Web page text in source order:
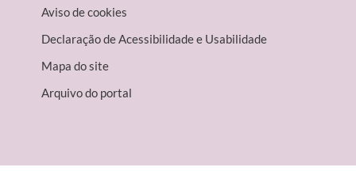
Aviso de cookies
Declaração de Acessibilidade e Usabilidade
Mapa do site
Arquivo do portal